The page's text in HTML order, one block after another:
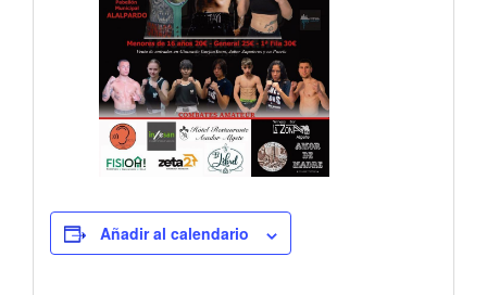
Añadir al calendario